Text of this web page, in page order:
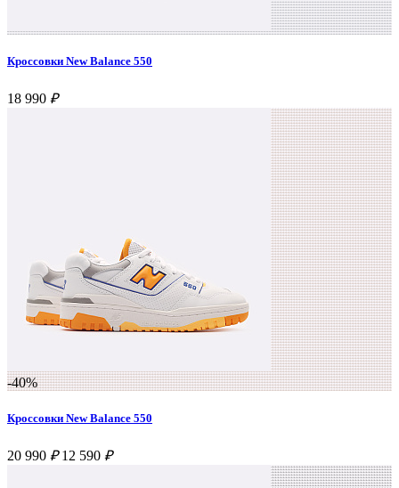
Кроссовки New Balance 550
18 990 ₽
-40%
Кроссовки New Balance 550
20 990 ₽ 12 590 ₽